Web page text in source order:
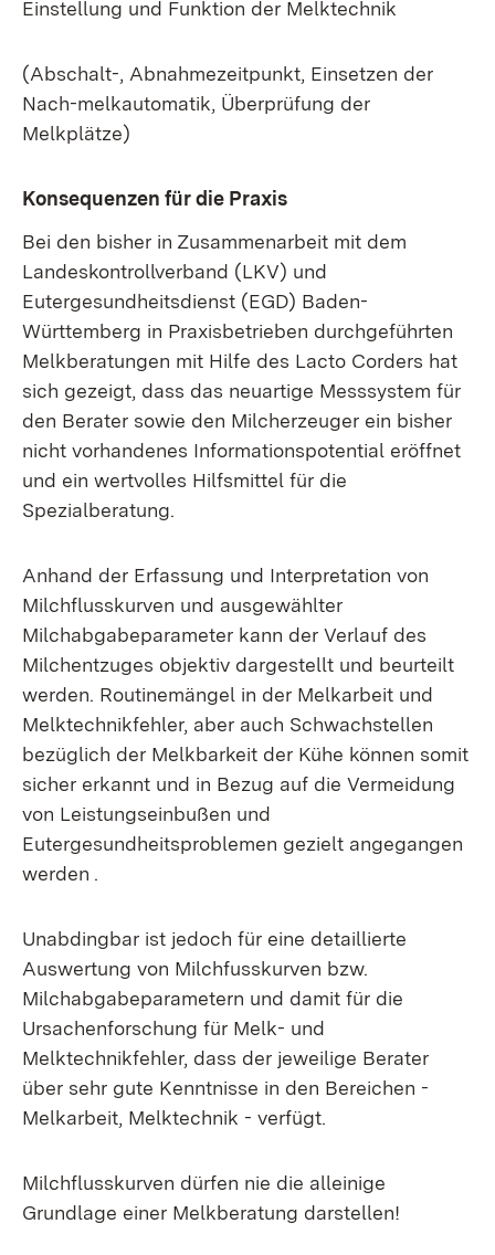
Einstellung und Funktion der Melktechnik
(Abschalt-, Abnahmezeitpunkt, Einsetzen der
Nach-melkautomatik, Überprüfung der
Melkplätze)
Konsequenzen für die Praxis
Bei den bisher in Zusammenarbeit mit dem
Landeskontrollverband (LKV) und
Eutergesundheitsdienst (EGD) Baden-
Württemberg in Praxisbetrieben durchgeführten
Melkberatungen mit Hilfe des Lacto Corders hat
sich gezeigt, dass das neuartige Messsystem für
den Berater sowie den Milcherzeuger ein bisher
nicht vorhandenes Informationspotential eröffnet
und ein wertvolles Hilfsmittel für die
Spezialberatung.
Anhand der Erfassung und Interpretation von
Milchflusskurven und ausgewählter
Milchabgabeparameter kann der Verlauf des
Milchentzuges objektiv dargestellt und beurteilt
werden. Routinemängel in der Melkarbeit und
Melktechnikfehler, aber auch Schwachstellen
bezüglich der Melkbarkeit der Kühe können somit
sicher erkannt und in Bezug auf die Vermeidung
von Leistungseinbußen und
Eutergesundheitsproblemen gezielt angegangen
werden .
Unabdingbar ist jedoch für eine detaillierte
Auswertung von Milchfusskurven bzw.
Milchabgabeparametern und damit für die
Ursachenforschung für Melk- und
Melktechnikfehler, dass der jeweilige Berater
über sehr gute Kenntnisse in den Bereichen -
Melkarbeit, Melktechnik - verfügt.
Milchflusskurven dürfen nie die alleinige
Grundlage einer Melkberatung darstellen!